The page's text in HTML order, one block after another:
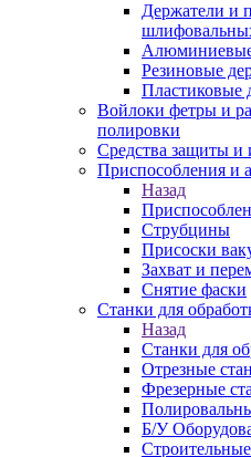
Держатели и
Резиновые
Пластиковые
Войлоки фетры и
полировки
Средства защиты и
Приспособления и
Назад
Струбцины
Присоски
Захват и
Снятие фаски
Станки для
Назад
Станки для
Отрезные
Фрезерные
Б/У